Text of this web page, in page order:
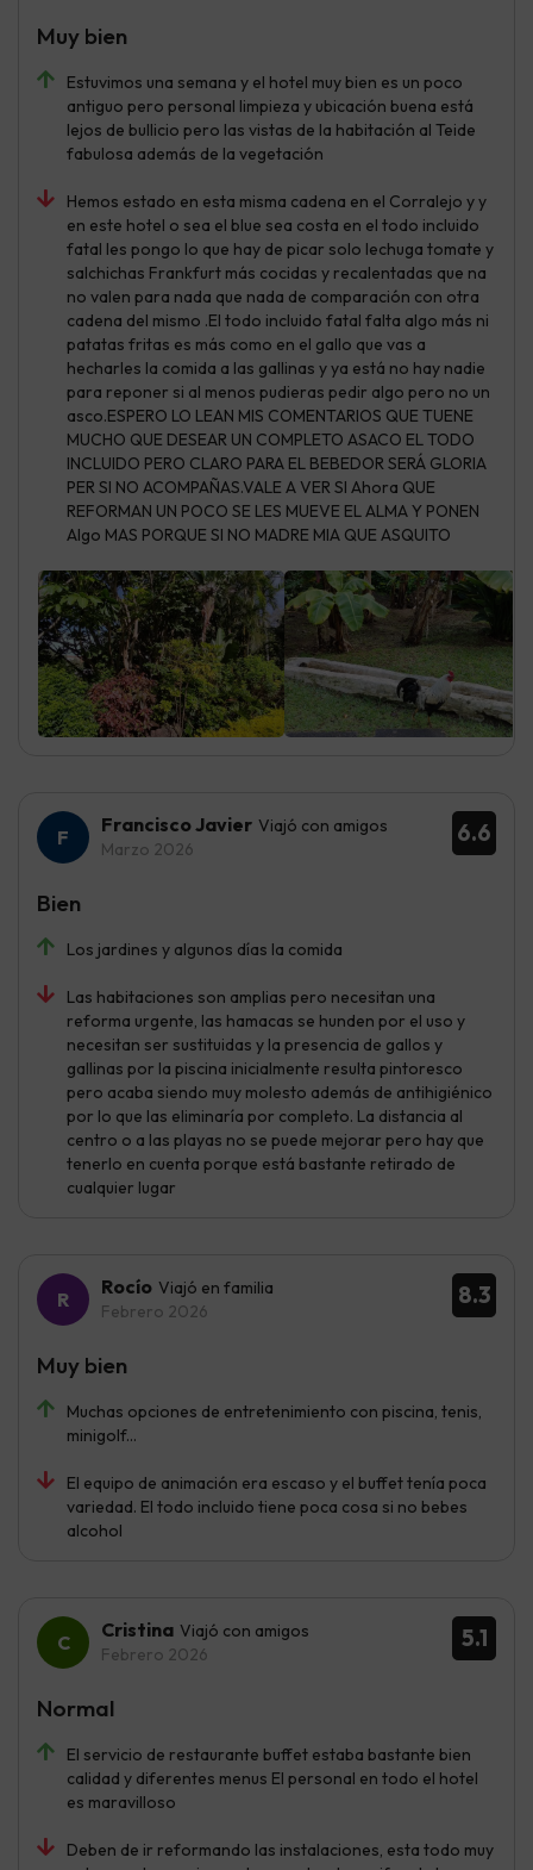
Estuvimos una semana y el hotel muy bien es un poco
antiguo pero personal limpieza y ubicación buena está
lejos de bullicio pero las vistas de la habitación al Teide
fabulosa además de la vegetación
Hemos estado en esta misma cadena en el Corralejo y y
en este hotel o sea el blue sea costa en el todo incluido
fatal les pongo lo que hay de picar solo lechuga tomate y
salchichas Frankfurt más cocidas y recalentadas que na
no valen para nada que nada de comparación con otra
cadena del mismo .El todo incluido fatal falta algo más ni
patatas fritas es más como en el gallo que vas a
hecharles la comida a las gallinas y ya está no hay nadie
para reponer si al menos pudieras pedir algo pero no un
asco.ESPERO LO LEAN MIS COMENTARIOS QUE TUENE
MUCHO QUE DESEAR UN COMPLETO ASACO EL TODO
INCLUIDO PERO CLARO PARA EL BEBEDOR SERÁ GLORIA
PER SI NO ACOMPAÑAS.VALE A VER SI Ahora QUE
REFORMAN UN POCO SE LES MUEVE EL ALMA Y PONEN
Algo MAS PORQUE SI NO MADRE MIA QUE ASQUITO
Muy bien
6.6
Francisco Javier Viajó con amigos
Marzo 2026
Los jardines y algunos días la comida
Las habitaciones son amplias pero necesitan una
reforma urgente, las hamacas se hunden por el uso y
necesitan ser sustituidas y la presencia de gallos y
gallinas por la piscina inicialmente resulta pintoresco
pero acaba siendo muy molesto además de antihigiénico
por lo que las eliminaría por completo. La distancia al
centro o a las playas no se puede mejorar pero hay que
tenerlo en cuenta porque está bastante retirado de
cualquier lugar
Bien
8.3
Rocío Viajó en familia
Febrero 2026
Muchas opciones de entretenimiento con piscina, tenis,
minigolf...
El equipo de animación era escaso y el buffet tenía poca
variedad. El todo incluido tiene poca cosa si no bebes
alcohol
Muy bien
5.1
Cristina Viajó con amigos
Febrero 2026
El servicio de restaurante buffet estaba bastante bien
calidad y diferentes menus El personal en todo el hotel
es maravilloso
Deben de ir reformando las instalaciones, esta todo muy
Normal